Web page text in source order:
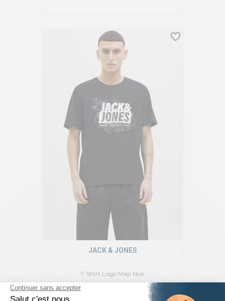
T-Shirt Logo Map Noir
JACK & JONES